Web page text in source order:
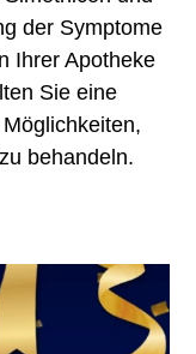
der Symptome
Ihrer Apotheke
Sie eine
behandeln.